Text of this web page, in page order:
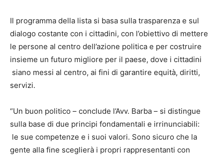
Il programma della lista si basa sulla trasparenza e sul
dialogo costante con i cittadini, con l’obiettivo di mettere
le persone al centro dell’azione politica e per costruire
insieme un futuro migliore per il paese, dove i cittadini
siano messi al centro, ai fini di garantire equità, diritti,
servizi.
“Un buon politico – conclude l’Avv. Barba – si distingue
sulla base di due principi fondamentali e irrinunciabili:
le sue competenze e i suoi valori. Sono sicuro che la
gente alla fine sceglierà i propri rappresentanti con